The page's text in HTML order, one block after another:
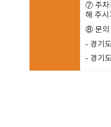
⑦ 주차
해 주
⑧ 문의
- 경기
- 경기